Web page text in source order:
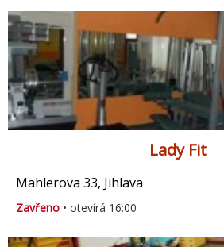
Lady Fit
Mahlerova 33, Jihlava
Zavřeno • otevírá 16:00